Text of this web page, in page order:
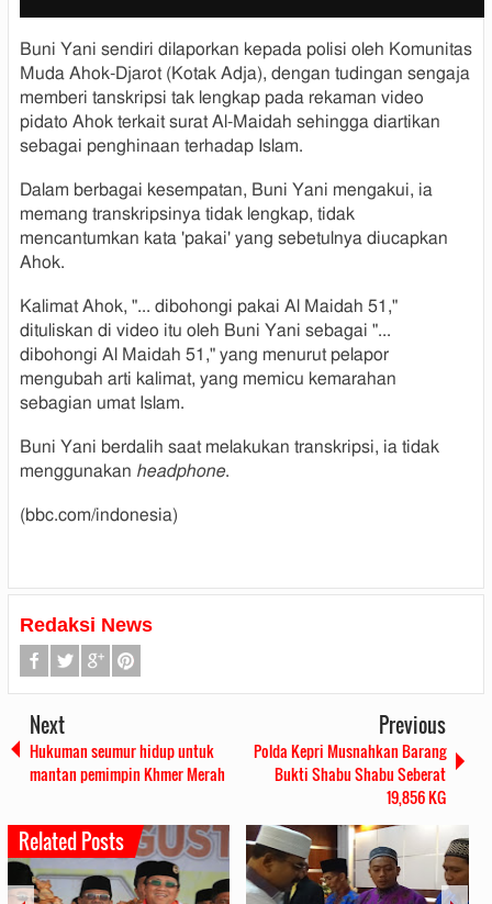
g
e
o
p
y
r
g
h
a
e
c
a
p
t
o
Buni Yani sendiri dilaporkan kepada polisi oleh Komunitas
Muda Ahok-Djarot (Kotak Adja), dengan tudingan sengaja
memberi tanskripsi tak lengkap pada rekaman video
pidato Ahok terkait surat Al-Maidah sehingga diartikan
sebagai penghinaan terhadap Islam.
Dalam berbagai kesempatan, Buni Yani mengakui, ia
memang transkripsinya tidak lengkap, tidak
mencantumkan kata 'pakai' yang sebetulnya diucapkan
Ahok.
Kalimat Ahok, "... dibohongi pakai Al Maidah 51,"
dituliskan di video itu oleh Buni Yani sebagai "...
dibohongi Al Maidah 51," yang menurut pelapor
mengubah arti kalimat, yang memicu kemarahan
sebagian umat Islam.
Buni Yani berdalih saat melakukan transkripsi, ia tidak
menggunakan headphone.
(bbc.com/indonesia)
Redaksi News
Next
Hukuman seumur hidup untuk
mantan pemimpin Khmer Merah
Previous
Polda Kepri Musnahkan Barang
Bukti Shabu Shabu Seberat
19,856 KG
Related Posts